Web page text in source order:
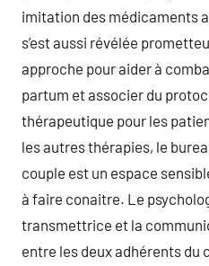
imitation des médicaments
s’est aussi révélée
approche pour aider à
partum et associer du
thérapeutique pour les
les autres thérapies, le
couple est un espace
à faire conaitre. Le
transmettrice et la
entre les deux adhérents du